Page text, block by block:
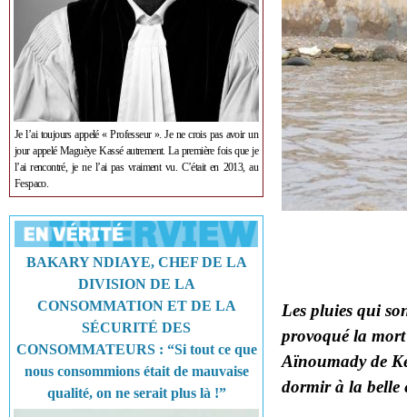
Je l’ai toujours appelé « Professeur ». Je ne crois pas avoir un
jour appelé Maguèye Kassé autrement. La première fois que je
l’ai rencontré, je ne l’ai pas vraiment vu. C’était en 2013, au
Fespaco.
BAKARY NDIAYE, CHEF DE LA
DIVISION DE LA
CONSOMMATION ET DE LA
SÉCURITÉ DES
CONSOMMATEURS : “Si tout ce que
nous consommions était de mauvaise
qualité, on ne serait plus là !”
Les pluies qui
provoqué la
Aïnoumady de
dormir à la belle